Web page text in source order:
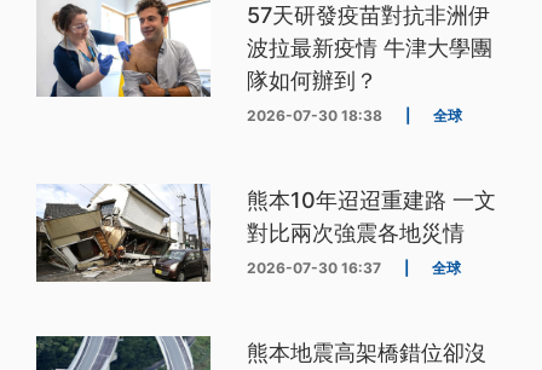
57天研發疫苗對抗非洲伊
波拉最新疫情 牛津大學團
隊如何辦到？
2026-07-30 18:38 全球
熊本10年迢迢重建路 一文
對比兩次強震各地災情
2026-07-30 16:37 全球
熊本地震高架橋錯位卻沒